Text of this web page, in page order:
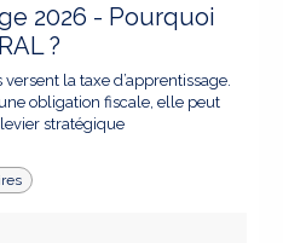
2026 - Pourquoi
?
la taxe d’apprentissage.
obligation fiscale, elle peut
stratégique